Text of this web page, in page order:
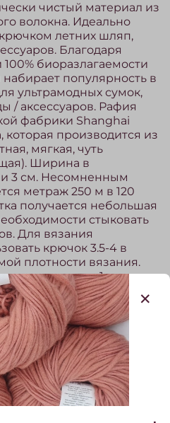
чистый материал из
волокна. Идеально
летних шляп,
Благодаря
биоразлагаемости
популярность в
ультрамодных сумок,
/ аксессуаров. Рафия
фабрики Shanghai
которая производится из
мягкая, чуть
Ширина в
3 см. Несомненным
метраж 250 м в 120
получается небольшая
стыковать
Для вязания
крючок 3.5-4 в
плотности вязания.
полями - 1 моток.
- 1 моток. Шляпа с
Сумка-шопер - 2-3